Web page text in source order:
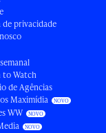
privacidade
to Watch
de Agências
Maximídia
WW